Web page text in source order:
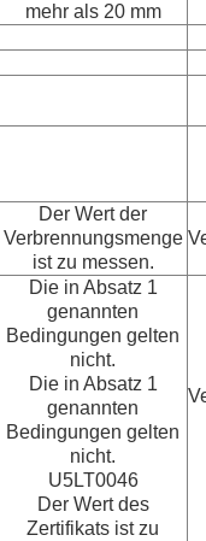
mehr als 20 mm
Der Wert der
Verbrennungsmenge
ist zu messen.
Die in Absatz 1
genannten
Bedingungen gelten
nicht.
Die in Absatz 1
genannten
Bedingungen gelten
nicht.
U5LT0046
Der Wert des
Zertifikats ist zu